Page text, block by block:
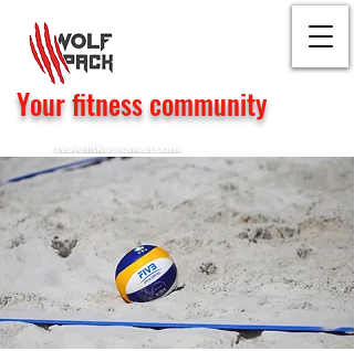
Your fitness community
tvojefitko@gmail.com